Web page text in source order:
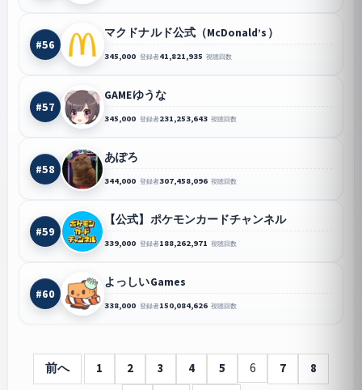
#56
マクドナルド公式（McDonald’s）
345,000 登録者41,821,935 視聴回数
#57
GAMEゆうな
345,000 登録者231,253,643 視聴回数
#58
あぽろ
344,000 登録者307,458,096 視聴回数
#59
【公式】ポケモンカードチャンネル
339,000 登録者188,262,971 視聴回数
#60
よっしいGames
338,000 登録者150,084,626 視聴回数
前へ 1 2 3 4 5 6 7
8